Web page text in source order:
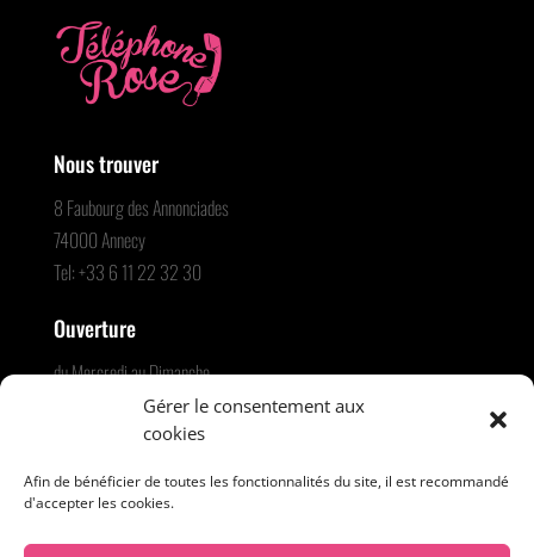
Gérer le consentement aux
cookies
Afin de bénéficier de toutes les fonctionnalités du site, il est recommandé
d'accepter les cookies.
Nous trouver
8 Faubourg des Annonciades
74000 Annecy
Tel: +33 6 11 22 32 30
Ouverture
du Mercredi au Dimanche
23h30 – 05h30
Entrée : 20€ avec 1 consommation
Nous suivre